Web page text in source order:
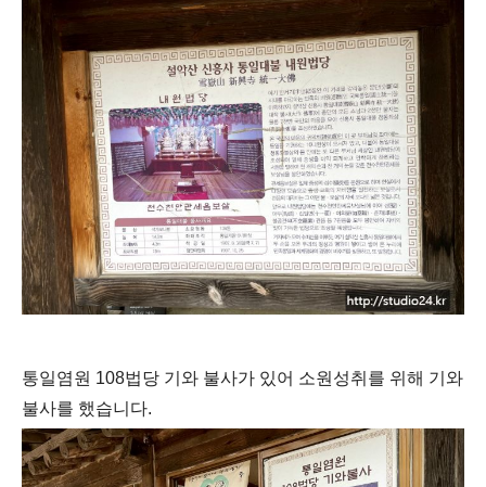
통일염원 108법당 기와 불사가 있어 소원성취를 위해 기와
불사를 했습니다.